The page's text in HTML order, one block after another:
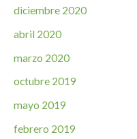
diciembre 2020
abril 2020
marzo 2020
octubre 2019
mayo 2019
febrero 2019